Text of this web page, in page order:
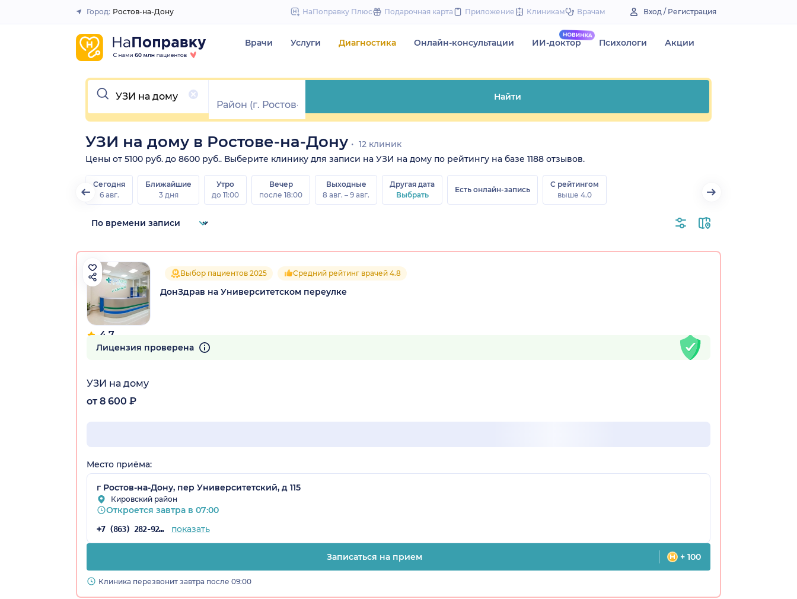
to
Закрыть
Город: Ростов-на-Дону НаПоправку Плюс Подарочная карта Приложение Клиникам Врачам Вход / Регистрация
Врачи Услуги Диагностика Онлайн-консультации ИИ-доктор Психологи Акции
Очистить
Найти
УЗИ на дому в Ростове-на-Дону
12 клиник
Цены от 5100 руб. до 8600 руб.. Выберите клинику для записи на УЗИ на дому по рейтингу на базе 1188 отзывов.
Сегодня
6 авг.
Ближайшие
3 дня
Утро
до 11:00
Вечер
после 18:00
Выходные
8 авг. – 9 авг.
Другая дата
Выбрать
Есть онлайн-запись
С рейтингом
выше 4.0
4.7
558 отзывов
Выбор пациентов 2025 Средний рейтинг врачей 4.8
ДонЗдрав на Университетском переулке
Лицензия проверена
УЗИ на дому
от 8 600 ₽
Место приёма:
г Ростов-на-Дону, пер Университетский, д 115
Кировский район
Откроется завтра в 07:00
+7 (863) 282-92-97 показать
Записаться на прием + 100
Клиника перезвонит завтра после 09:00